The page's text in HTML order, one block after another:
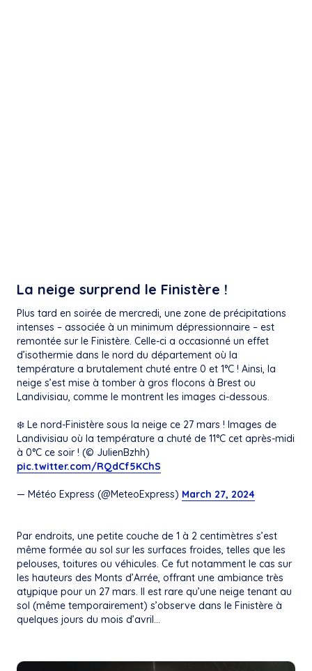
La neige surprend le Finistère !
Plus tard en soirée de mercredi, une zone de précipitations
intenses – associée à un minimum dépressionnaire – est
remontée sur le Finistère. Celle-ci a occasionné un effet
d’isothermie dans le nord du département où la
température a brutalement chuté entre 0 et 1°C ! Ainsi, la
neige s’est mise à tomber à gros flocons à Brest ou
Landivisiau, comme le montrent les images ci-dessous.
❄️ Le nord-Finistère sous la neige ce 27 mars ! Images de
Landivisiau où la température a chuté de 11°C cet après-midi
à 0°C ce soir ! (© JulienBzhh)
pic.twitter.com/RQdCf5KChS
— Météo Express (@MeteoExpress) March 27, 2024
Par endroits, une petite couche de 1 à 2 centimètres s’est
même formée au sol sur les surfaces froides, telles que les
pelouses, toitures ou véhicules. Ce fut notamment le cas sur
les hauteurs des Monts d’Arrée, offrant une ambiance très
atypique pour un 27 mars. Il est rare qu’une neige tenant au
sol (même temporairement) s’observe dans le Finistère à
quelques jours du mois d’avril…